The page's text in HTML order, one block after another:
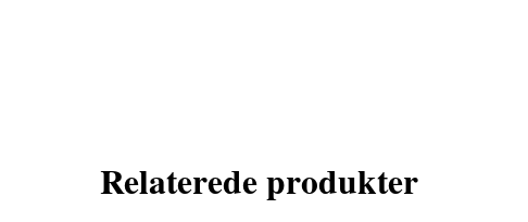
Relaterede produkter